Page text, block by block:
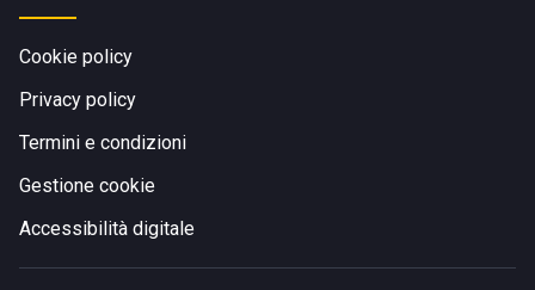
Cookie policy
Privacy policy
Termini e condizioni
Gestione cookie
Accessibilità digitale